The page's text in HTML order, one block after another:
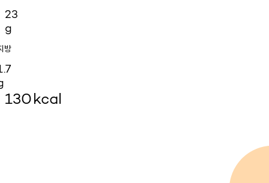
23
g
방
130kcal